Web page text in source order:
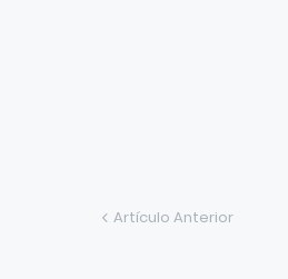
Artículo Anterior